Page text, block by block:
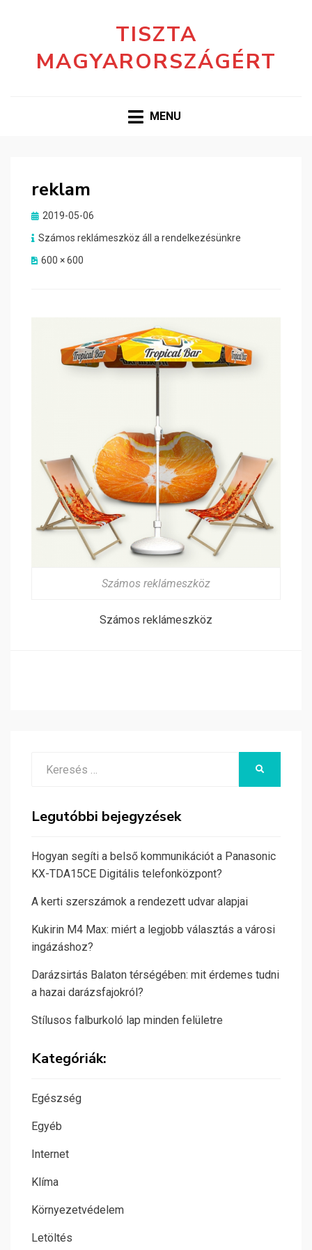
TISZTA
MAGYARORSZÁGÉRT
MENU
reklam
Posted
2019-05-06
Számos reklámeszköz áll a rendelkezésünkre
600 × 600
Számos reklámeszköz
Számos reklámeszköz
Legutóbbi bejegyzések
Hogyan segíti a belső kommunikációt a Panasonic
KX-TDA15CE Digitális telefonközpont?
A kerti szerszámok a rendezett udvar alapjai
Kukirin M4 Max: miért a legjobb választás a városi
ingázáshoz?
Darázsirtás Balaton térségében: mit érdemes tudni
a hazai darázsfajokról?
Stílusos falburkoló lap minden felületre
Kategóriák:
Egészség
Egyéb
Internet
Klíma
Környezetvédelem
Letöltés